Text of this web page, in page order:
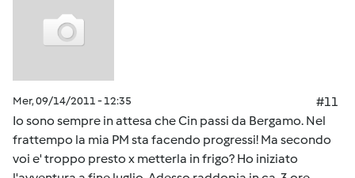
Mer, 09/14/2011 - 12:35
#11
Io sono sempre in attesa che Cin passi da Bergamo. Nel
frattempo la mia PM sta facendo progressi! Ma secondo
voi e' troppo presto x metterla in frigo? Ho iniziato